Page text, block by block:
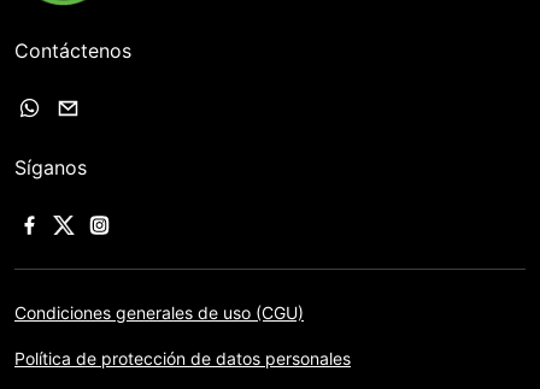
Contáctenos
Síganos
Condiciones generales de uso (CGU)
Política de protección de datos personales